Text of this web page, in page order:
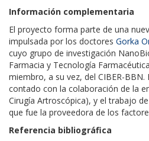
Información complementaria
El proyecto forma parte de una
impulsada por los doctores Gorka
cuyo grupo de investigación
Farmacia y Tecnología
miembro, a su vez, del CIBER-BBN.
contado con la colaboración de la
Cirugía Artroscópica), y el trabajo de
que fue la proveedora de los
Referencia bibliográfica